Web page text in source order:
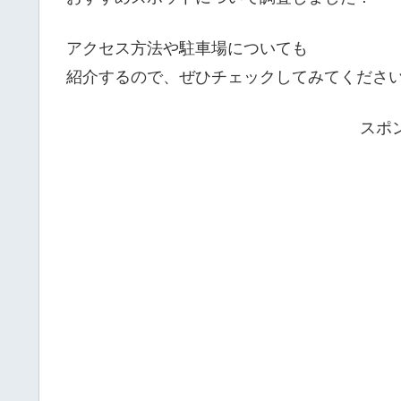
アクセス方法や駐車場についても
紹介するので、ぜひチェックしてみてくださ
スポ